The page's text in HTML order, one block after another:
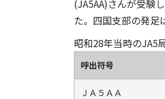
(JA5AA)さんが受験
た。四国支部の発足
昭和28年当時のJA5
呼出符号
ＪＡ５ＡＡ